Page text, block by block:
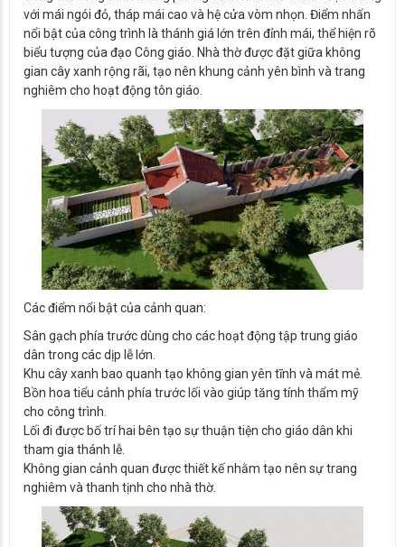
với mái ngói đỏ, tháp mái cao và hệ cửa vòm nhọn. Điểm nhấn
nổi bật của công trình là thánh giá lớn trên đỉnh mái, thể hiện rõ
biểu tượng của đạo Công giáo. Nhà thờ được đặt giữa không
gian cây xanh rộng rãi, tạo nên khung cảnh yên bình và trang
nghiêm cho hoạt động tôn giáo.
Các điểm nổi bật của cảnh quan:
Sân gạch phía trước dùng cho các hoạt động tập trung giáo
dân trong các dịp lễ lớn.
Khu cây xanh bao quanh tạo không gian yên tĩnh và mát mẻ.
Bồn hoa tiểu cảnh phía trước lối vào giúp tăng tính thẩm mỹ
cho công trình.
Lối đi được bố trí hai bên tạo sự thuận tiện cho giáo dân khi
tham gia thánh lễ.
Không gian cảnh quan được thiết kế nhằm tạo nên sự trang
nghiêm và thanh tịnh cho nhà thờ.